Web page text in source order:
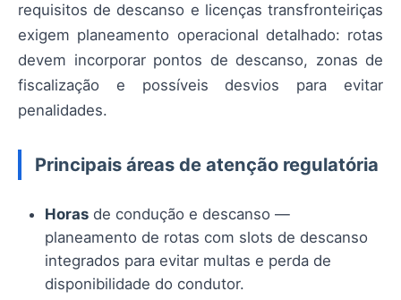
requisitos de descanso e licenças transfronteiriças
exigem planeamento operacional detalhado: rotas
devem incorporar pontos de descanso, zonas de
fiscalização e possíveis desvios para evitar
penalidades.
Principais áreas de atenção regulatória
Horas de condução e descanso —
planeamento de rotas com slots de descanso
integrados para evitar multas e perda de
disponibilidade do condutor.